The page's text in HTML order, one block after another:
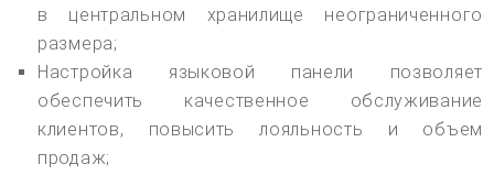
в центральном хранилище неограниченного
размера;
Настройка языковой панели позволяет
обеспечить качественное обслуживание
клиентов, повысить лояльность и объем
продаж;